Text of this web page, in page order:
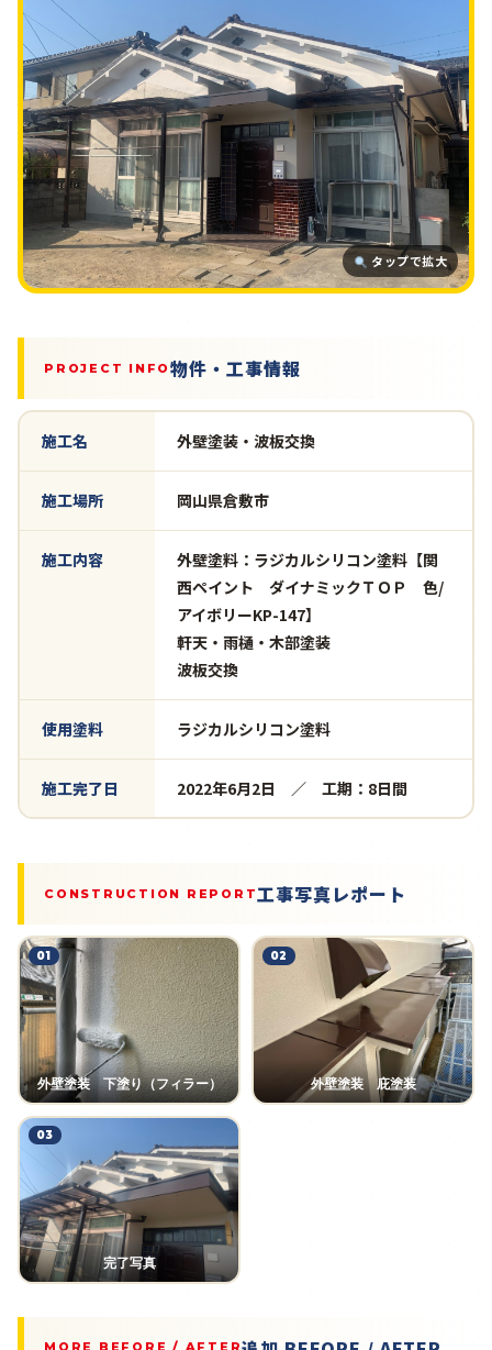
タップで拡大
PROJECT INFO物件・工事情報
施工名 外壁塗装・波板交換
施工場所 岡山県倉敷市
施工内容
外壁塗料：ラジカルシリコン塗料【関
西ペイント ダイナミックＴＯＰ 色/
アイボリーKP-147】
軒天・雨樋・木部塗装
波板交換
使用塗料 ラジカルシリコン塗料
施工完了日 2022年6月2日 ／ 工期：8日間
CONSTRUCTION REPORT工事写真レポート
01
外壁塗装 下塗り（フィラー）
02
外壁塗装 庇塗装
03
完了写真
MORE BEFORE / AFTER